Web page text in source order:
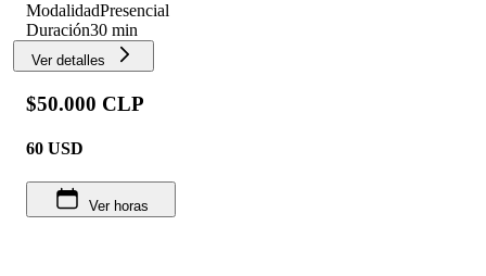
ModalidadPresencial
Duración30 min
Ver detalles
$50.000 CLP
60 USD
Ver horas